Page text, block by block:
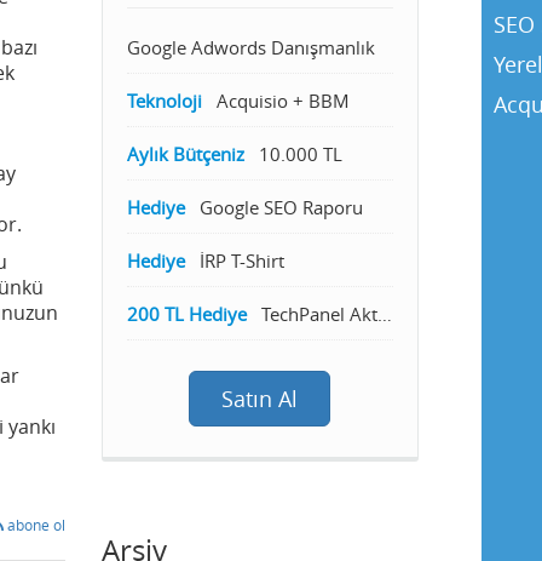
abone ol
Google Adwords Danışmanlık
Teknoloji Acquisio + BBM
Aylık Bütçeniz 10.000 TL
Hediye Google SEO Raporu
Hediye İRP T-Shirt
200 TL Hediye TechPanel Aktivasyon
Satın Al
Arşiv